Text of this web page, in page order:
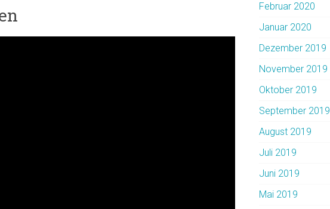
Februar 2020
Januar 2020
Dezember 2019
November 2019
Oktober 2019
September 2019
August 2019
Juli 2019
Juni 2019
Mai 2019